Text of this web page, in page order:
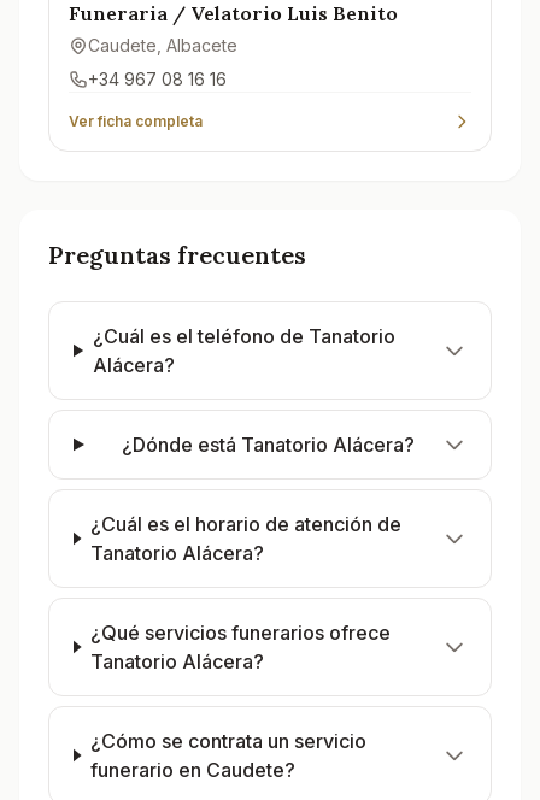
Funeraria / Velatorio Luis Benito
Caudete , Albacete
+34 967 08 16 16
Ver ficha completa
Preguntas frecuentes
¿Cuál es el teléfono de Tanatorio
Alácera?
¿Dónde está Tanatorio Alácera?
¿Cuál es el horario de atención de
Tanatorio Alácera?
¿Qué servicios funerarios ofrece
Tanatorio Alácera?
¿Cómo se contrata un servicio
funerario en Caudete?